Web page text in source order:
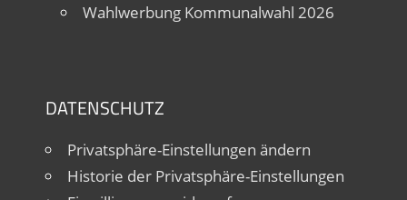
Wahlwerbung Kommunalwahl 2026
DATENSCHUTZ
Privatsphäre-Einstellungen ändern
Historie der Privatsphäre-Einstellungen